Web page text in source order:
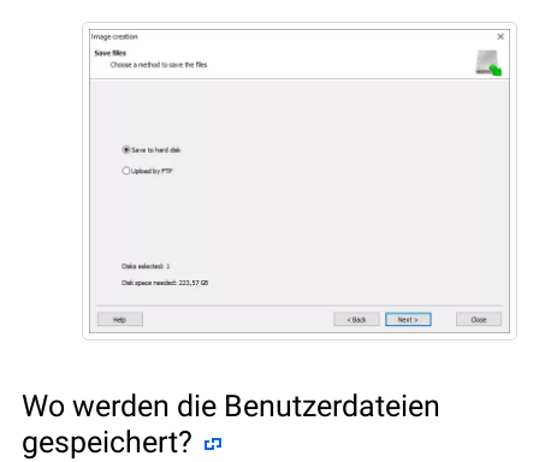
Wo werden die Benutzerdateien
gespeichert?